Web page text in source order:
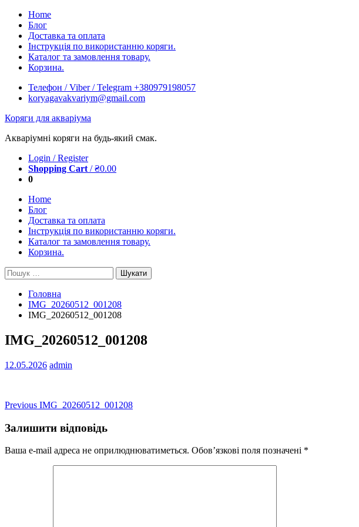
Skip
content
Home
Блог
Доставка та оплата
Інструкція по використанню коряги.
Каталог та замовлення товару.
Корзина.
Телефон / Viber / Telegram +380979198057
koryagavakvariym@gmail.com
Коряги для акваріума
Акваріумні коряги на будь-який смак.
Login / Register
Shopping Cart /₴0.00
0
Home
Блог
Доставка та оплата
Інструкція по використанню коряги.
Каталог та замовлення товару.
Корзина.
Пошук:
Головна
IMG_20260512_001208
IMG_20260512_001208
IMG_20260512_001208
12.05.2026 admin
Навігація
записів
Previous Previous
IMG_20260512_001208
Залишити відповідь
Ваша e-mail адреса не оприлюднюватиметься. Обов’язкові поля позначені *